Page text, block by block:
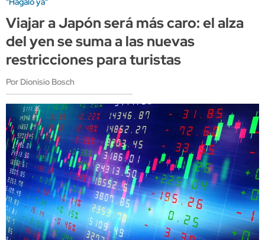
Viajar a Japón será más caro: el alza
del yen se suma a las nuevas
restricciones para turistas
Por Dionisio Bosch